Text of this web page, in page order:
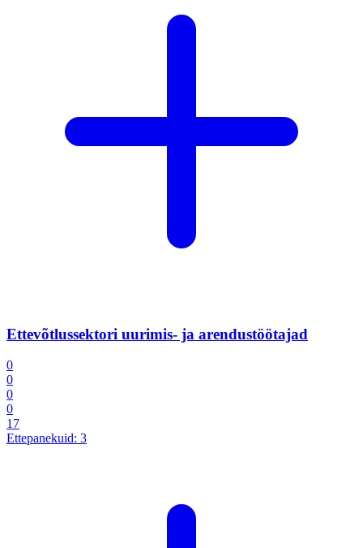
Ettevõtlussektori uurimis- ja arendustöötajad
0
0
0
0
17
Ettepanekuid: 3